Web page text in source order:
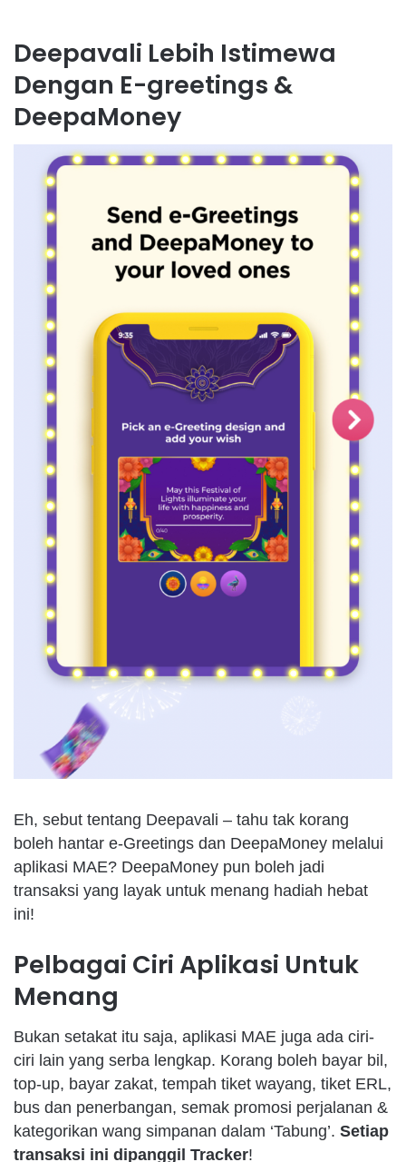
Deepavali Lebih Istimewa
Dengan E-greetings &
DeepaMoney
Eh, sebut tentang Deepavali – tahu tak korang
boleh hantar e-Greetings dan DeepaMoney melalui
aplikasi MAE? DeepaMoney pun boleh jadi
transaksi yang layak untuk menang hadiah hebat
ini!
Pelbagai Ciri Aplikasi Untuk
Menang
Bukan setakat itu saja, aplikasi MAE juga ada ciri-
ciri lain yang serba lengkap. Korang boleh bayar bil,
top-up, bayar zakat, tempah tiket wayang, tiket ERL,
bus dan penerbangan, semak promosi perjalanan &
kategorikan wang simpanan dalam ‘Tabung’. Setiap
transaksi ini dipanggil Tracker!